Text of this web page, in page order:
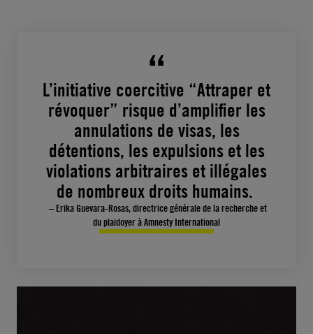
L’initiative coercitive “Attraper et
révoquer” risque d’amplifier les
annulations de visas, les
détentions, les expulsions et les
violations arbitraires et illégales
de nombreux droits humains.
– Erika Guevara-Rosas, directrice générale de la recherche et
du plaidoyer à Amnesty International